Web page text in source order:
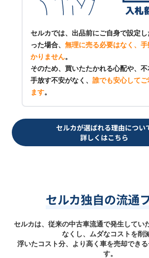
セルカでは、出品前にご自身で設定し
った場合、 無理に売る必要はなく、
かりません。
そのため、買いたたかれる心配や、
手放す不安がなく、 誰でも安心して
ます。
セルカが選ばれる理由につい
詳しくはこちら
セルカ独自の流通
セルカは、従来の中古車流通で発生してい
なくし、ムダなコストを削
浮いたコスト分、より高く車を売却でき
す。